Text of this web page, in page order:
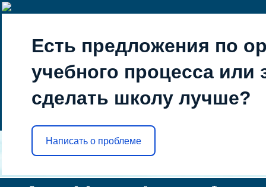
Есть предложения по
учебного процесса или
сделать школу лучше?
Написать о проблеме